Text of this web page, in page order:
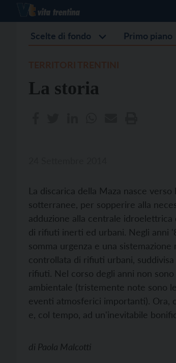
Scelte di fondo Primo piano
La storia
La discarica della Maza nasce
sotterranee, per sopperire alla
adduzione alla centrale
di rifiuti inerti ed urbani. Negli anni
somma urgenza e una
controllata di rifiuti urbani,
rifiuti. Nel corso degli anni non
ambientale (tristemente note sono
eventi atmosferici importanti). Ora,
e, col tempo, ad un'inevitabile
di Paola Malcotti